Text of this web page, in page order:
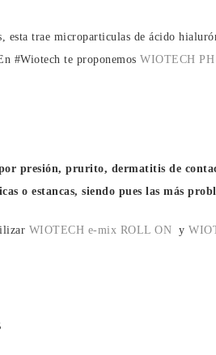
esta trae microparticulas de ácido
#Wiotech te proponemos WIOTECH PH
presión, prurito, dermatitis de
o estancas, siendo pues las más
WIOTECH e-mix ROLL ON y